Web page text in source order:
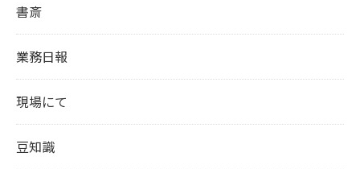
書斎
業務日報
現場にて
豆知識